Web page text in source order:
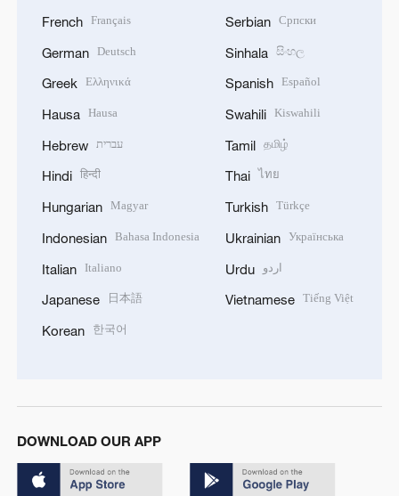
French Français
German Deutsch
Greek Ελληνικά
Hausa Hausa
Hebrew עברית
Hindi हिन्दी
Hungarian Magyar
Indonesian Bahasa Indonesia
Italian Italiano
Japanese 日本語
Korean 한국어
Serbian Српски
Sinhala සිංහල
Spanish Español
Swahili Kiswahili
Tamil தமிழ்
Thai ไทย
Turkish Türkçe
Ukrainian Українська
Urdu اردو
Vietnamese Tiếng Việt
DOWNLOAD OUR APP